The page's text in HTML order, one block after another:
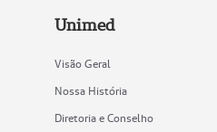
Unimed
Visão Geral
Nossa História
Diretoria e Conselho